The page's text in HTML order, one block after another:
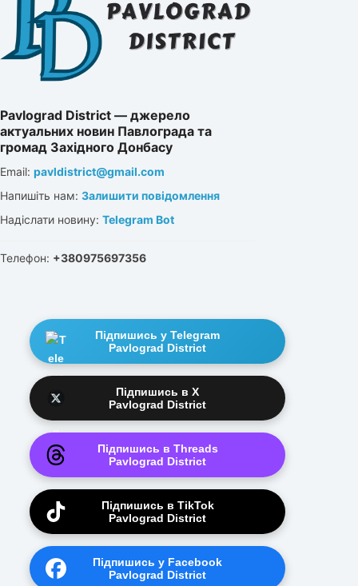
Pavlograd District — джерело
актуальних новин Павлограда та
громад Західного Донбасу
Email: pavldistrict@gmail.com
Напишіть нам: Залишити повідомлення
Надіслати новину: Telegram Bot
Телефон: +380975697356
Підпишись у Telegram
Pavlograd District
Підпишись в X
Pavlograd District
Підпишись в Threads
Pavlograd District
Підпишись в TikTok
Pavlograd District
Підпишись у Facebook
Pavlograd District